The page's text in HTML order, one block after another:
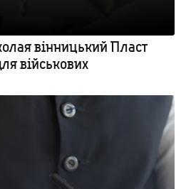
вінницький Пласт
військових